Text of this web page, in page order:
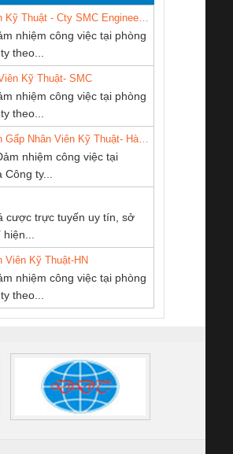
sát chuỗi
pin
16I+
Bộ giám sát dòng
TRANSCLINIC 16I+
(2008130000)
lưu nguồn
1K5.4
Giá
Nẹp nhôm chống
trơn Đà Nẵng
TY TNHH
MARINE
CONG TY TNHH
THANH
DOANH
VỤ XNK
NAM
Ba Miền
nhiệm công việc tại phòng
theo...
Kỹ Thuật- SMC
nhiệm công việc tại phòng
theo...
nhiệm công việc tại
ty...
cược trực tuyến uy tín, sở
Viên Kỹ Thuật-HN
nhiệm công việc tại phòng
theo...